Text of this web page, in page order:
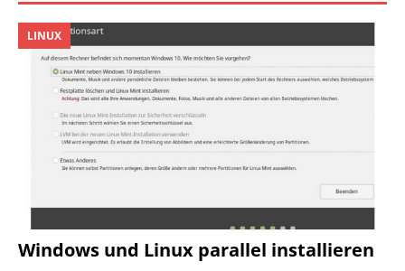
Windows und Linux parallel installieren
LINUX